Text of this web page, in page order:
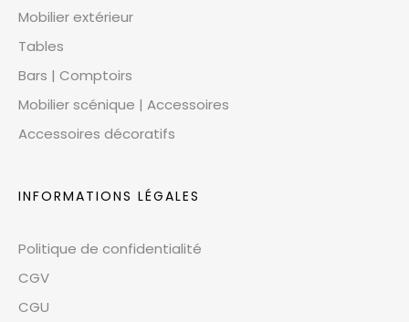
Mobilier extérieur
Tables
Bars | Comptoirs
Mobilier scénique | Accessoires
Accessoires décoratifs
INFORMATIONS LÉGALES
Politique de confidentialité
CGV
CGU